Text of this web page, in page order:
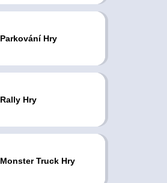
Parkování Hry
Rally Hry
Monster Truck Hry